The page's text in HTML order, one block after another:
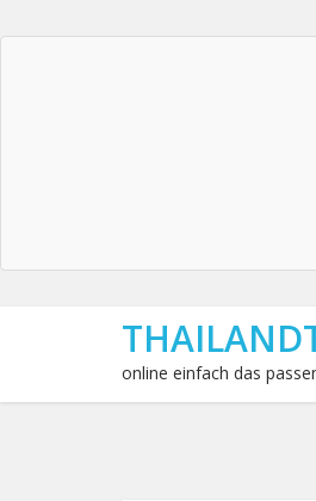
online einfach das